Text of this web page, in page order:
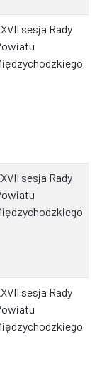
sesja Rady
sesja Rady
sesja Rady